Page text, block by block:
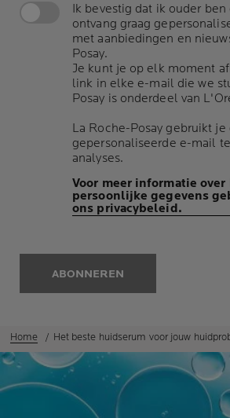
Ik bevestig dat ik ouder ben
ontvang graag
met aanbiedingen en
Posay.
Je kunt je op elk moment
link in elke e-mail die we
Posay is onderdeel van
La Roche-Posay gebruikt
gepersonaliseerde e-mail
analyses.
Voor meer informatie over
persoonlijke gegevens
ons privacybeleid.
ABONNEREN
Home Het beste huidserum voor jouw